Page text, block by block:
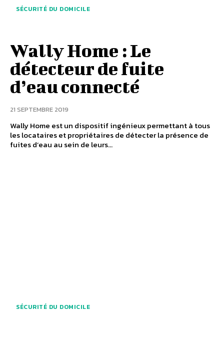
SÉCURITÉ DU DOMICILE
Wally Home : Le
détecteur de fuite
d’eau connecté
21 SEPTEMBRE 2019
Wally Home est un dispositif ingénieux permettant à tous
les locataires et propriétaires de détecter la présence de
fuites d’eau au sein de leurs...
SÉCURITÉ DU DOMICILE